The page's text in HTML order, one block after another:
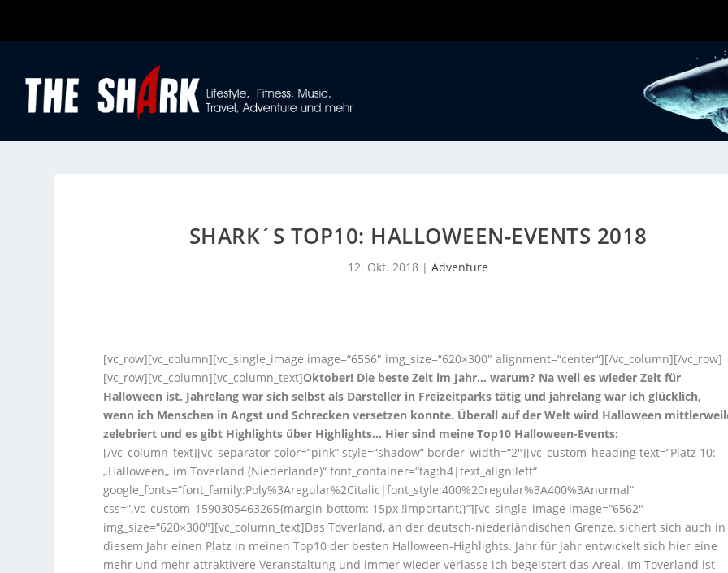
SHARK´S TOP10: HALLOWEEN-EVENTS 2018
12. Okt. 2018 |Adventure
[vc_row][vc_column][vc_single_image image=“6556″ img_size=“620×300″ alignment=“center“][/vc_column][/vc_row]
[vc_row][vc_column][vc_column_text]Oktober! Die beste Zeit im Jahr… warum? Na weil es wieder Zeit für
Halloween ist. Jahrelang war sich selbst als Darsteller in Freizeitparks tätig und jahrelang war ich glücklich,
wenn ich Menschen in Angst und Schrecken versetzen konnte. Überall auf der Welt wird Halloween
zelebriert und es gibt Highlights über Highlights… Hier sind meine Top10 Halloween-Events:
[/vc_column_text][vc_separator color=“pink“ style=“shadow“ border_width=“2″][vc_custom_heading text=“Platz 10:
„Halloween„ im Toverland (Niederlande)“ font_container=“tag:h4|text_align:left“
google_fonts=“font_family:Poly%3Aregular%2Citalic|font_style:400%20regular%3A400%3Anormal“
css=“.vc_custom_1590305463265{margin-bottom: 15px !important;}“][vc_single_image image=“6562″
img_size=“620×300″][vc_column_text]Das Toverland, an der deutsch-niederländischen Grenze, sichert sich auch in
diesem Jahr einen Platz in meinen Top10 der besten Halloween-Highlights. Jahr für Jahr entwickelt sich hier eine
mehr und mehr attraktivere Veranstaltung und immer wieder verlasse ich begeistert das Areal. Im Toverland ist